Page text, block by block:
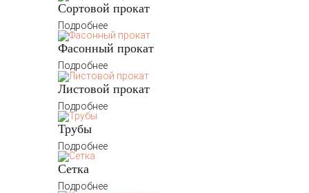
Сортовой прокат
Подробнее
Фасонный прокат
Подробнее
Листовой прокат
Подробнее
Трубы
Подробнее
Сетка
Подробнее